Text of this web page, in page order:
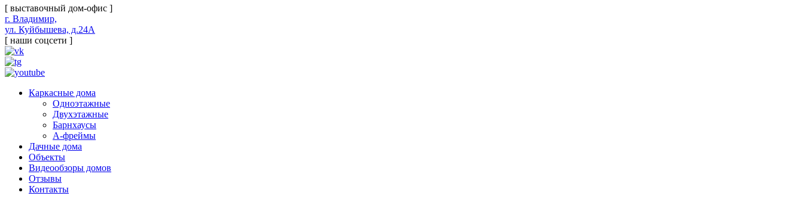
[ выставочный дом-офис ]
г. Владимир,
ул. Куйбышева, д.24А
[ наши соцсети ]
Каркасные дома
Одноэтажные
Двухэтажные
Барнхаусы
А-фреймы
Дачные дома
Объекты
Видеообзоры домов
Отзывы
Контакты